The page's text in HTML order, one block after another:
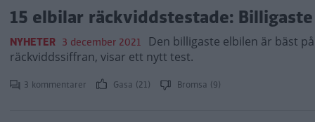
15 elbilar räckviddstestade:
NYHETER 3 december 2021 Den billigaste elbilen är bäst
räckviddssiffran, visar ett nytt test.
3 kommentarer Gasa (21) Bromsa (9)